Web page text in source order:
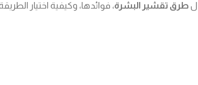
ل طرق تقشير البشرة، فوائدها، وكيفية اختيار